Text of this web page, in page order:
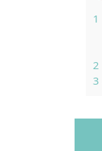
1
2
3